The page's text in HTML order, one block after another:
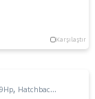
Karşılaştır
, Hatchback 5 Kapı